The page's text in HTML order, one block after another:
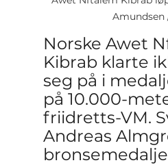
Amundsen
Norske Awet
Kibrab klarte
seg på i
på 10.000-
friidretts-VM.
Andreas